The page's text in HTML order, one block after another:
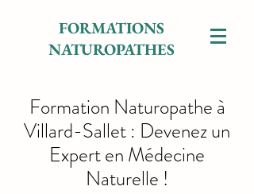
FORMATIONS
NATUROPATHES
Formation Naturopathe à
Villard-Sallet : Devenez un
Expert en Médecine
Naturelle !